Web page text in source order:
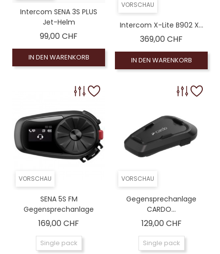
Intercom SENA 3S PLUS
Jet-Helm
99,00 CHF
IN DEN WARENKORB
VORSCHAU
Intercom X-Lite B902 X...
369,00 CHF
IN DEN WARENKORB
VORSCHAU
SENA 5S FM
Gegensprechanlage
169,00 CHF
Single pack
VORSCHAU
Gegensprechanlage
CARDO...
129,00 CHFPreis
Single pack